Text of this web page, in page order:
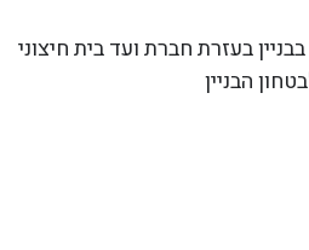
בעזרת חברת ועד בית חיצוני
הבניין